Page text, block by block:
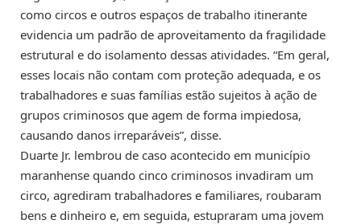
como circos e outros espaços de trabalho itinerante
evidencia um padrão de aproveitamento da fragilidade
estrutural e do isolamento dessas atividades. “Em geral,
esses locais não contam com proteção adequada, e os
trabalhadores e suas famílias estão sujeitos à ação de
grupos criminosos que agem de forma impiedosa,
causando danos irreparáveis”, disse.
Duarte Jr. lembrou de caso acontecido em município
maranhense quando cinco criminosos invadiram um
circo, agrediram trabalhadores e familiares, roubaram
bens e dinheiro e, em seguida, estupraram uma jovem